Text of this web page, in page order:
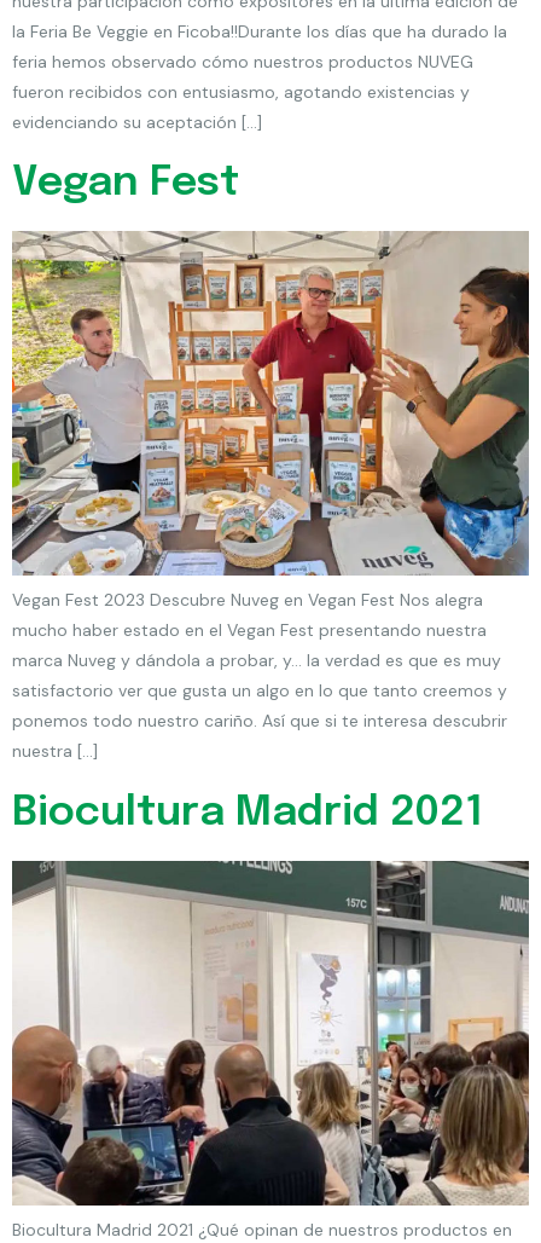
la Feria Be Veggie en Ficoba!!Durante los días que ha durado la
feria hemos observado cómo nuestros productos NUVEG
fueron recibidos con entusiasmo, agotando existencias y
evidenciando su aceptación […]
Vegan Fest
Vegan Fest 2023 Descubre Nuveg en Vegan Fest Nos alegra
mucho haber estado en el Vegan Fest presentando nuestra
marca Nuveg y dándola a probar, y… la verdad es que es muy
satisfactorio ver que gusta un algo en lo que tanto creemos y
ponemos todo nuestro cariño. Así que si te interesa descubrir
nuestra […]
Biocultura Madrid 2021
Biocultura Madrid 2021 ¿Qué opinan de nuestros productos en